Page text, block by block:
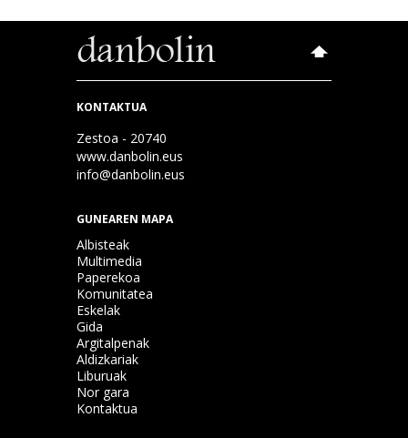
KONTAKTUA
Zestoa - 20740
www.danbolin.eus
info@danbolin.eus
GUNEAREN MAPA
Albisteak
Multimedia
Paperekoa
Komunitatea
Eskelak
Gida
Argitalpenak
Aldizkariak
Liburuak
Nor gara
Kontaktua